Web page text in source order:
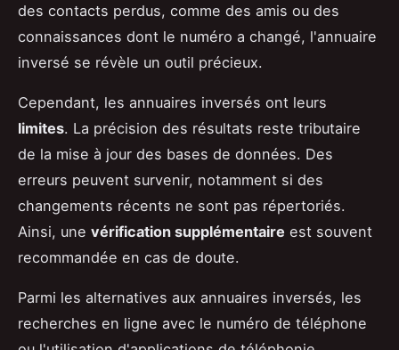
des contacts perdus, comme des amis ou des
connaissances dont le numéro a changé, l'annuaire
inversé se révèle un outil précieux.
Cependant, les annuaires inversés ont leurs
limites. La précision des résultats reste tributaire
de la mise à jour des bases de données. Des
erreurs peuvent survenir, notamment si des
changements récents ne sont pas répertoriés.
Ainsi, une vérification supplémentaire est souvent
recommandée en cas de doute.
Parmi les alternatives aux annuaires inversés, les
recherches en ligne avec le numéro de téléphone